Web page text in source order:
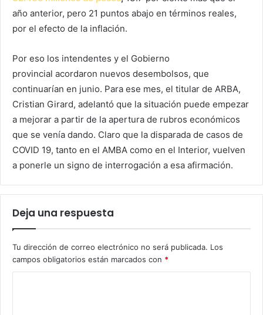
año anterior, pero 21 puntos abajo en términos reales,
por el efecto de la inflación.
Por eso los intendentes y el Gobierno
provincial acordaron nuevos desembolsos, que
continuarían en junio. Para ese mes, el titular de ARBA,
Cristian Girard, adelantó que la situación puede empezar
a mejorar a partir de la apertura de rubros económicos
que se venía dando. Claro que la disparada de casos de
COVID 19, tanto en el AMBA como en el Interior, vuelven
a ponerle un signo de interrogación a esa afirmación.
Deja una respuesta
Tu dirección de correo electrónico no será publicada. Los
campos obligatorios están marcados con *